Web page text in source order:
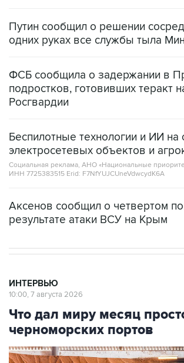
Путин сообщил о решении
одних руках все службы тыла
ФСБ сообщила о задержании в
подростков, готовивших теракт
Росгвардии
Беспилотные технологии и ИИ на
электросетевых объектов и
Социальная реклама, АНО «Национальные
ИНН 7725383515 Erid: F7NfYUJCUneVdwcydK6A
Аксенов сообщил о четвертом
результате атаки ВСУ на Крым
ИНТЕРВЬЮ
10:00, 7 августа 2026
Что дал миру месяц
черноморских портов